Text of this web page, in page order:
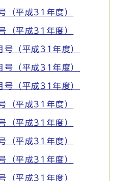
（平成31年度）
（平成31年度）
（平成31年度）
（平成31年度）
（平成31年度）
（平成31年度）
（平成31年度）
（平成31年度）
（平成31年度）
（平成31年度）